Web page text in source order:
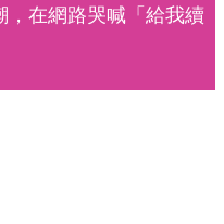
在網路哭喊「給我續